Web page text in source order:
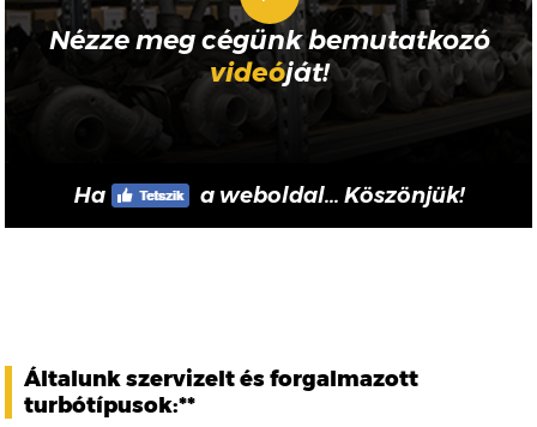
Nézze meg cégünk bemutatkozó
videóját!
Ha a weboldal... Köszönjük!
Általunk szervizelt és forgalmazott
turbótípusok:**